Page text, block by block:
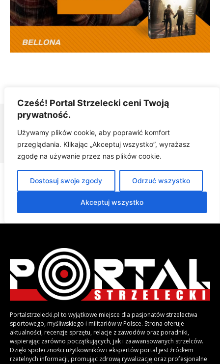
Portalstrzelecki.pl to wyjątkowe miejsce dla pasjonatów strzelectwa
sportowego, myśliwskiego i militariów w Polsce. Strona oferuje
aktualności, recenzje sprzętu, relacje z zawodów oraz poradniki,
wspierając zarówno początkujących, jak i zaawansowanych strzelców.
Dzięki społeczności użytkowników i ekspertów portal jest źródłem
rzetelnych informacji, promując zdrową rywalizację oraz profesjonalne